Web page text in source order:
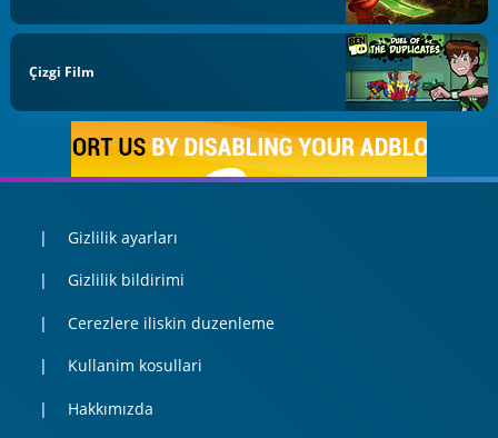
Çizgi Film
Gizlilik ayarları
Gizlilik bildirimi
Cerezlere iliskin duzenleme
Kullanim kosullari
Hakkımızda